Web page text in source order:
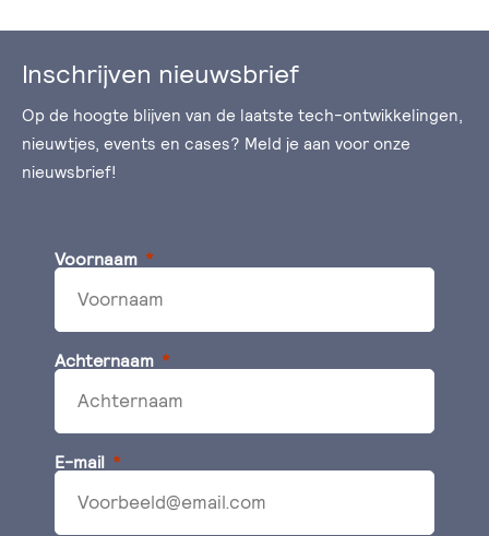
Inschrijven nieuwsbrief
Op de hoogte blijven van de laatste tech-ontwikkelingen,
nieuwtjes, events en cases? Meld je aan voor onze
nieuwsbrief!
Voornaam
Achternaam
E-mail